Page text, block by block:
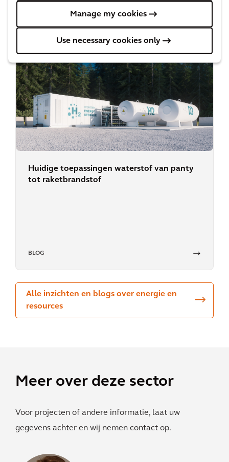
Manage my cookies
Use necessary cookies only
Kom meer te weten over ons laatste onderzoeken,
lees nieuws en check de inzichten van onze experts.
Huidige toepassingen waterstof van panty
tot raketbrandstof
BLOG
Alle inzichten en blogs over energie en
resources
Meer over deze sector
Voor projecten of andere informatie, laat uw
gegevens achter en wij nemen contact op.